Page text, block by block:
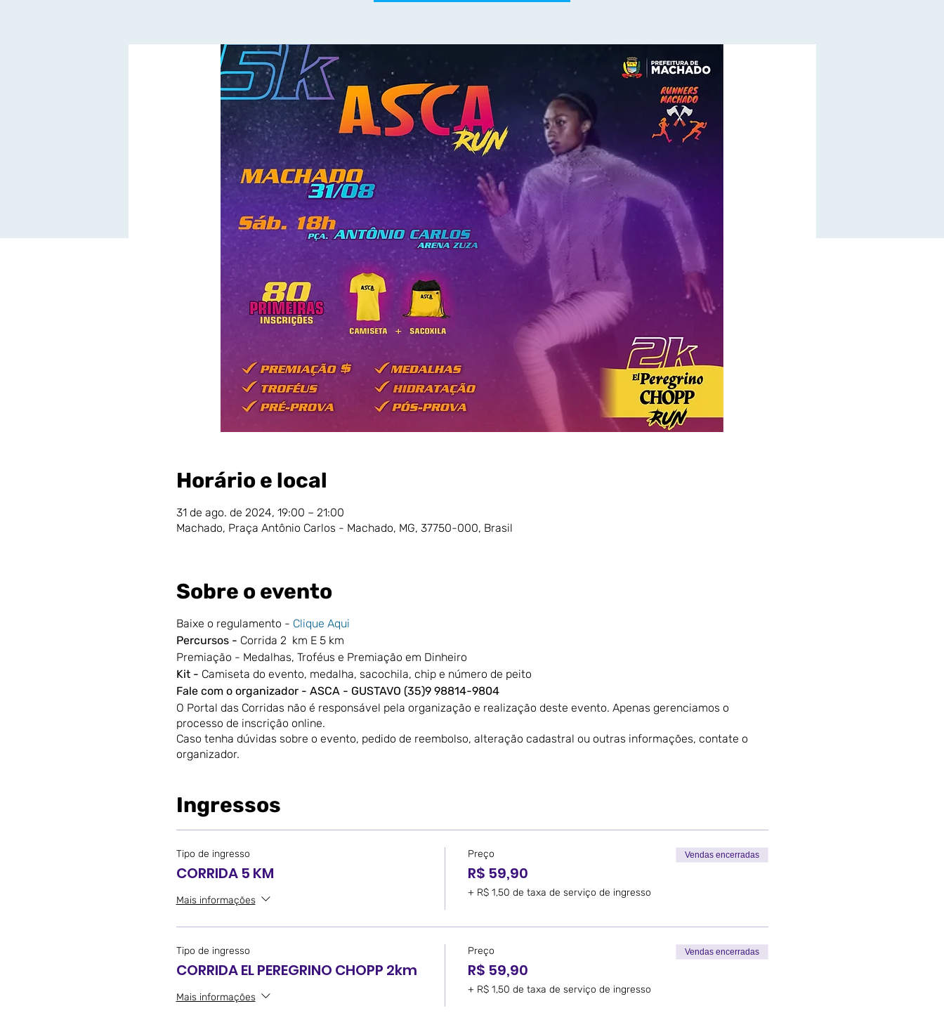
Horário e local
31 de ago. de 2024, 19:00 – 21:00
Machado, Praça Antônio Carlos - Machado, MG, 37750-000, Brasil
Sobre o evento
Baixe o regulamento - Clique Aqui
Percursos - Corrida 2 km E 5 km
Premiação - Medalhas, Troféus e Premiação em Dinheiro
Kit - Camiseta do evento, medalha, sacochila, chip e número de peito
Fale com o organizador - ASCA - GUSTAVO (35)9 98814-9804
O Portal das Corridas não é responsável pela organização e realização deste evento. Apenas gerenciamos o
processo de inscrição online.
Caso tenha dúvidas sobre o evento, pedido de reembolso, alteração cadastral ou outras informações, contate o
organizador.
Ingressos
Tipo de ingresso
CORRIDA 5 KM
Mais informações
Preço
R$ 59,90
+ R$ 1,50 de taxa de serviço de ingresso
Vendas encerradas
Tipo de ingresso
CORRIDA EL PEREGRINO CHOPP 2km
Mais informações
Preço
R$ 59,90
+ R$ 1,50 de taxa de serviço de ingresso
Vendas encerradas